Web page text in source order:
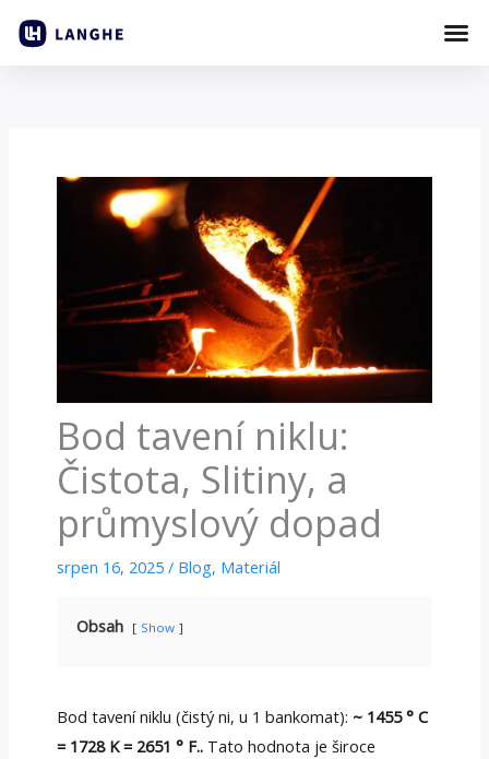
Bod tavení niklu:
Čistota, Slitiny, a
průmyslový dopad
srpen 16, 2025 / Blog, Materiál
Obsah Show
Bod tavení niklu (čistý ni, u 1 bankomat): ~ 1455 ° C
= 1728 K = 2651 ° F..Tato hodnota je široce